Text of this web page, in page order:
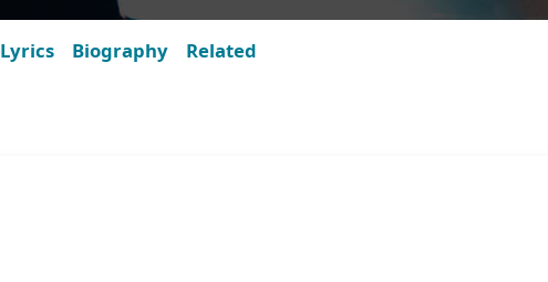
Lyrics Biography Related